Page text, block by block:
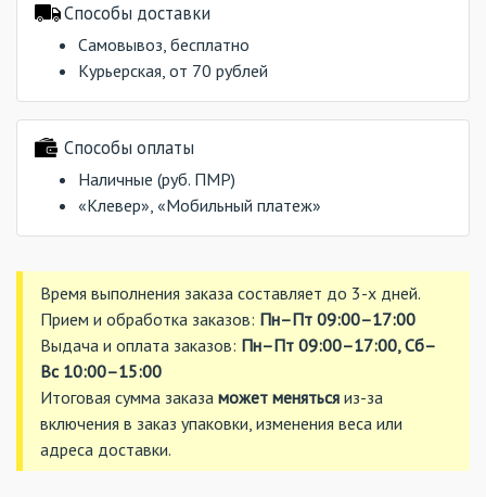
Способы доставки
Самовывоз, бесплатно
Курьерская, от 70 рублей
Способы оплаты
Наличные (руб. ПМР)
«Клевер», «Мобильный платеж»
Время выполнения заказа составляет до 3-х дней.
Прием и обработка заказов: Пн–Пт 09:00–17:00
Выдача и оплата заказов: Пн–Пт 09:00–17:00, Сб–
Вс 10:00–15:00
Итоговая сумма заказа может меняться из-за
включения в заказ упаковки, изменения веса или
адреса доставки.